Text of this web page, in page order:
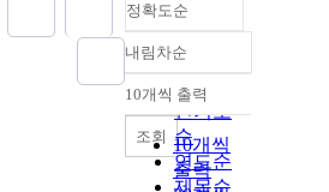
정확도순
정확도
순
인기도
순
연도순
제목순
내림차순
내림차순
10개씩 출력
10개씩
출력
조회